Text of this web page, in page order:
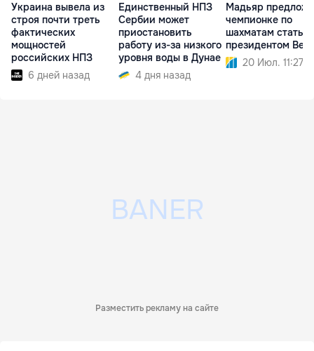
Украина вывела из
строя почти треть
фактических
мощностей
российских НПЗ
6 дней назад
Единственный НПЗ
Сербии может
приостановить
работу из-за низкого
уровня воды в Дунае
4 дня назад
Мадьяр
чемпионке по
шахматам стать
президентом
20 Июл. 11:27
Разместить рекламу на сайте